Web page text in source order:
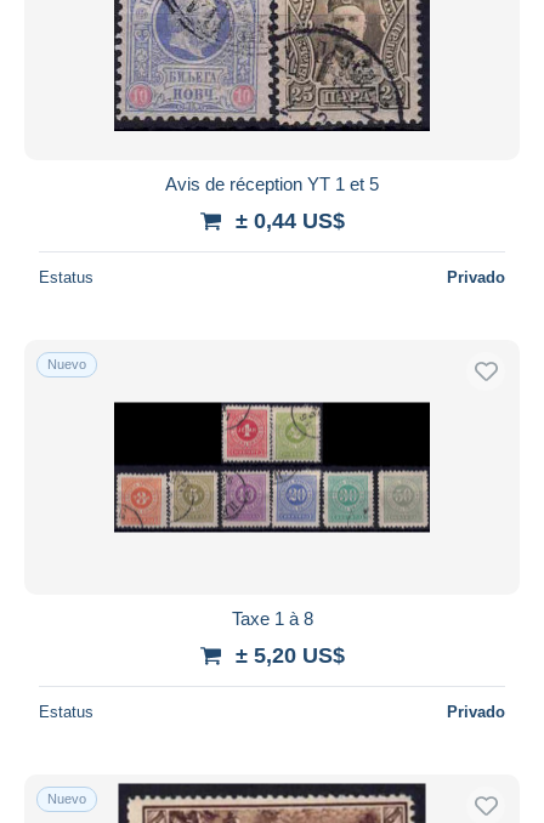
Avis de réception YT 1 et 5
± 0,44 US$
Estatus Privado
Nuevo
Taxe 1 à 8
± 5,20 US$
Estatus Privado
Nuevo